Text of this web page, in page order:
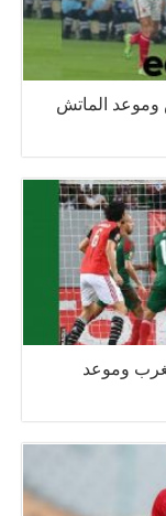
وموعد الماتش
وموعد